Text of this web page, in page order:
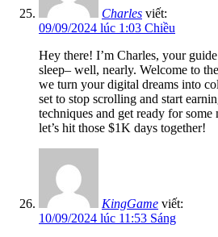
Charles viết:
09/09/2024 lúc 1:03 Chiều
Hey there! I’m Charles, your
sleep– well, nearly. Welcome to
we turn your digital dreams into
set to stop scrolling and start
techniques and get ready for some
let’s hit those $1K days together!
KingGame viết:
10/09/2024 lúc 11:53 Sáng